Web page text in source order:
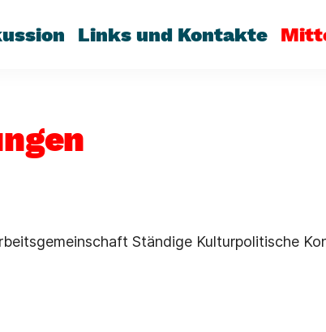
Links und Kontakte
Ständige Kulturpolitische